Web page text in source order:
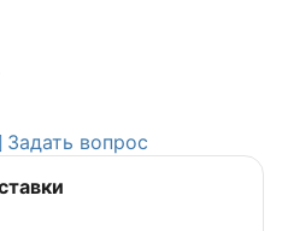
Задать вопрос